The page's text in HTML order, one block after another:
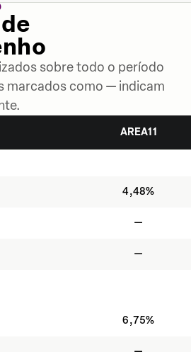
sobre todo o período
marcados como — indicam
AREA11
4,48%
—
—
6,75%